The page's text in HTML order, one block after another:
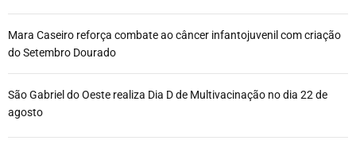
Mara Caseiro reforça combate ao câncer infantojuvenil com criação
do Setembro Dourado
São Gabriel do Oeste realiza Dia D de Multivacinação no dia 22 de
agosto